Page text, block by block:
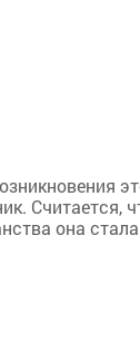
Считается,
она